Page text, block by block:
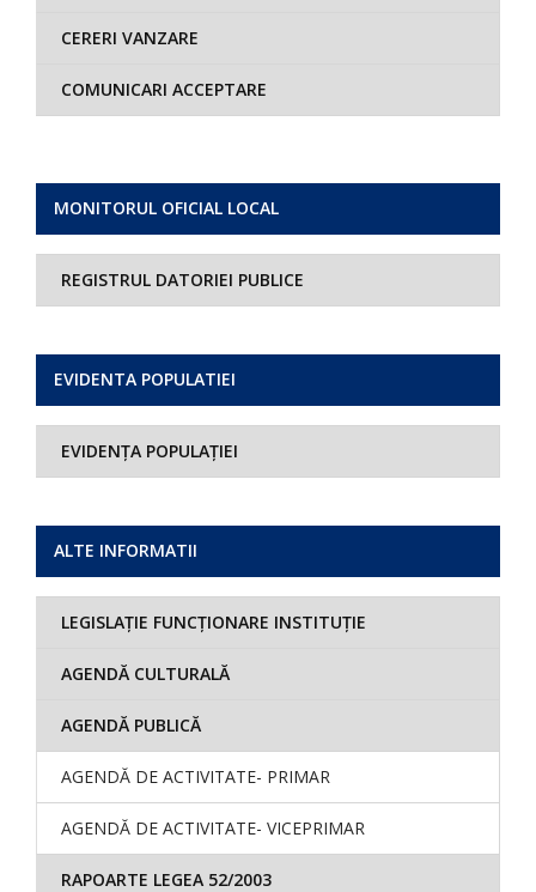
MONITORUL OFICIAL LOCAL
REGISTRUL DATORIEI PUBLICE
EVIDENTA POPULATIEI
EVIDENȚA POPULAȚIEI
ALTE INFORMATII
LEGISLAȚIE FUNCȚIONARE INSTITUȚIE
AGENDĂ CULTURALĂ
AGENDĂ PUBLICĂ
AGENDĂ DE ACTIVITATE- PRIMAR
AGENDĂ DE ACTIVITATE- VICEPRIMAR
RAPOARTE LEGEA 52/2003
CERERI VANZARE
COMUNICARI ACCEPTARE